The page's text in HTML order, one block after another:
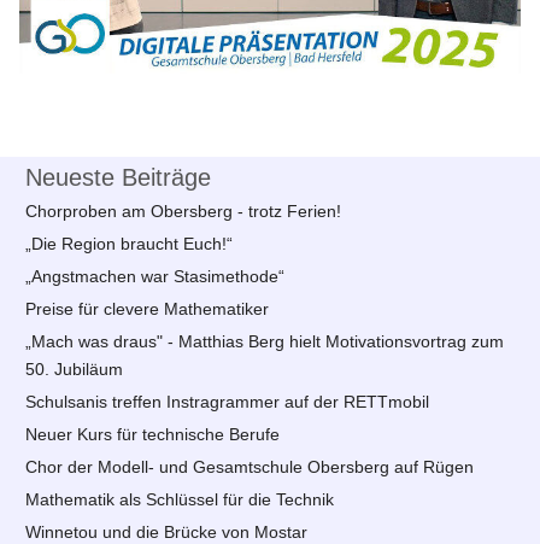
Neueste Beiträge
Chorproben am Obersberg - trotz Ferien!
„Die Region braucht Euch!“
„Angstmachen war Stasimethode“
Preise für clevere Mathematiker
„Mach was draus" - Matthias Berg hielt Motivationsvortrag zum
50. Jubiläum
Schulsanis treffen Instragrammer auf der RETTmobil
Neuer Kurs für technische Berufe
Chor der Modell- und Gesamtschule Obersberg auf Rügen
Mathematik als Schlüssel für die Technik
Winnetou und die Brücke von Mostar